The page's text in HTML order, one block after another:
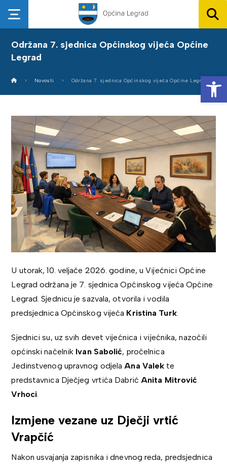
Održana 7. sjednica Općinskog vijeća Općine
Legrad
Novosti Održana 7. sjednica Općinskog vijeća Općine Legrad
U utorak, 10. veljače 2026. godine, u Vijećnici Općine
Legrad održana je 7. sjednica Općinskog vijeća Općine
Legrad. Sjednicu je sazvala, otvorila i vodila
predsjednica Općinskog vijeća Kristina Turk.
Sjednici su, uz svih devet vijećnica i vijećnika, nazočili
općinski načelnik Ivan Sabolić, pročelnica
Jedinstvenog upravnog odjelaAna Valek te
predstavnica Dječjeg vrtića Dabrić Anita Mitrović
Vrhoci.
Izmjene vezane uz Dječji vrtić
Vrapčić
Nakon usvajanja zapisnika i dnevnog reda, predsjednica